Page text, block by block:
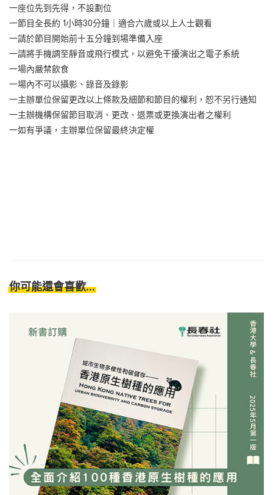
一座位先到先得，不設劃位
一節目全長約 1小時30分鐘｜適合六歲或以上人士觀看
一請於節目開始前十五分鐘到場準備入座
一請將手機調至靜音或飛行模式，以避免干擾演出之電子系統
一場內嚴禁飲食
一場內不可以攝影、錄音及錄影
一主辦單位保留更改以上條款及細節和節目的權利，恕不另行通知
一主辦機構保留節目取消、更改、退票或更換演出者之權利
一如有爭議，主辦單位保留最終決定權
你可能還會喜歡...